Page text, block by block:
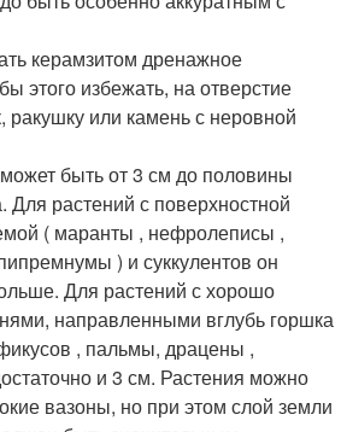
керамзитом дренажное
этого избежать, на отверстие
ракушку или камень с неровной
быть от 3 см до половины
Для растений с поверхностной
( маранты , нефролеписы ,
) и суккулентов он
Для растений с хорошо
направленными вглубь горшка
, пальмы, драцены ,
и 3 см. Растения можно
вазоны, но при этом слой земли